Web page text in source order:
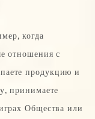
когда
отношения с
продукцию и
принимаете
Общества или